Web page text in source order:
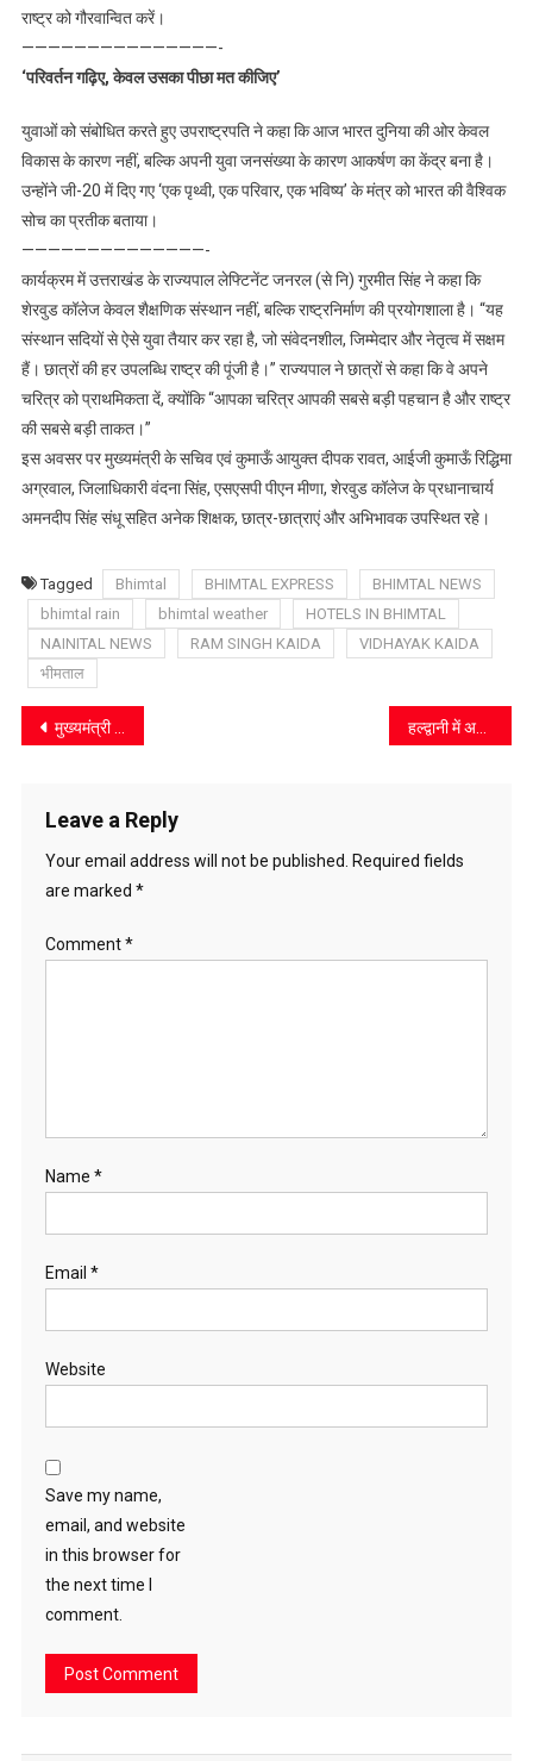
राष्ट्र को गौरवान्वित करें।
———————————————-
‘परिवर्तन गढ़िए, केवल उसका पीछा मत कीजिए’
युवाओं को संबोधित करते हुए उपराष्ट्रपति ने कहा कि आज भारत दुनिया की ओर केवल
विकास के कारण नहीं, बल्कि अपनी युवा जनसंख्या के कारण आकर्षण का केंद्र बना है।
उन्होंने जी-20 में दिए गए ‘एक पृथ्वी, एक परिवार, एक भविष्य’ के मंत्र को भारत की वैश्विक
सोच का प्रतीक बताया।
——————————————-
कार्यक्रम में उत्तराखंड के राज्यपाल लेफ्टिनेंट जनरल (से नि) गुरमीत सिंह ने कहा कि
शेरवुड कॉलेज केवल शैक्षणिक संस्थान नहीं, बल्कि राष्ट्रनिर्माण की प्रयोगशाला है। “यह
संस्थान सदियों से ऐसे युवा तैयार कर रहा है, जो संवेदनशील, जिम्मेदार और नेतृत्व में सक्षम
हैं। छात्रों की हर उपलब्धि राष्ट्र की पूंजी है।” राज्यपाल ने छात्रों से कहा कि वे अपने
चरित्र को प्राथमिकता दें, क्योंकि “आपका चरित्र आपकी सबसे बड़ी पहचान है और राष्ट्र
की सबसे बड़ी ताकत।”
इस अवसर पर मुख्यमंत्री के सचिव एवं कुमाऊँ आयुक्त दीपक रावत, आईजी कुमाऊँ रिद्धिमा
अग्रवाल, जिलाधिकारी वंदना सिंह, एसएसपी पीएन मीणा, शेरवुड कॉलेज के प्रधानाचार्य
अमनदीप सिंह संधू सहित अनेक शिक्षक, छात्र-छात्राएं और अभिभावक उपस्थित रहे।
Tagged Bhimtal BHIMTAL EXPRESS
BHIMTAL NEWS
bhimtal rain
bhimtal weather
HOTELS IN BHIMTAL
NAINITAL NEWS
RAM SINGH KAIDA
VIDHAYAK KAIDA
भीमताल
Post
मुख्यमंत्री धामी ने उपराष्ट्रपति धनखड़ से की शिष्टाचार भेंट, राज्य विकास योजनाओं पर हुई चर्चा हल्द्वानी में अतिक्रमण नोटिसों से मचा हड़कंप
Leave a Reply
Your email address will not be published. Required fields
are marked *
Comment*
Name *
Email *
Website
Save my name,
email, and website
in this browser for
the next time I
comment.